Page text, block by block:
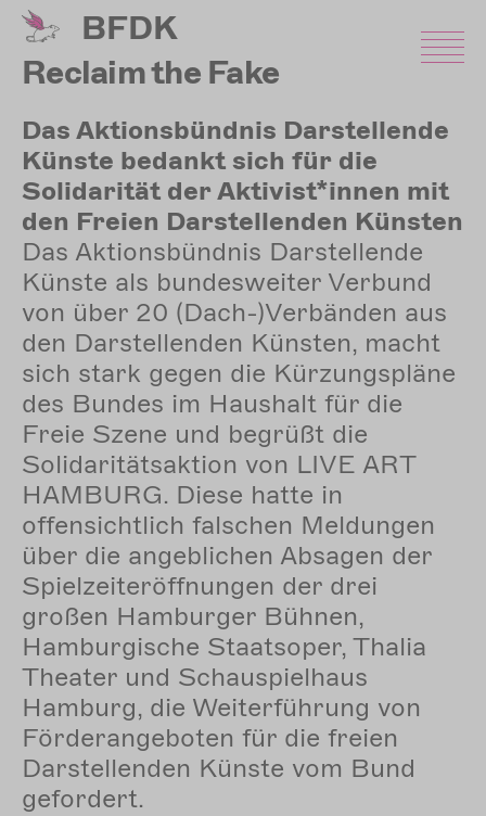
Direkt
zum
Inhalt
BFDK
Reclaim the Fake
Das Aktionsbündnis Darstellende
Künste bedankt sich für die
Solidarität der Aktivist*innen mit
den Freien Darstellenden Künsten
Das Aktionsbündnis Darstellende
Künste als bundesweiter Verbund
von über 20 (Dach-)Verbänden aus
den Darstellenden Künsten, macht
sich stark gegen die Kürzungspläne
des Bundes im Haushalt für die
Freie Szene und begrüßt die
Solidaritätsaktion von LIVE ART
HAMBURG. Diese hatte in
offensichtlich falschen Meldungen
über die angeblichen Absagen der
Spielzeiteröffnungen der drei
großen Hamburger Bühnen,
Hamburgische Staatsoper, Thalia
Theater und Schauspielhaus
Hamburg, die Weiterführung von
Förderangeboten für die freien
Darstellenden Künste vom Bund
gefordert.